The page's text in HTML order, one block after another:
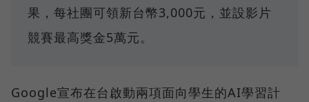
果，每社團可領新台幣3,000元，並設影片
競賽最高獎金5萬元。
Google宣布在台啟動兩項面向學生的AI學習計